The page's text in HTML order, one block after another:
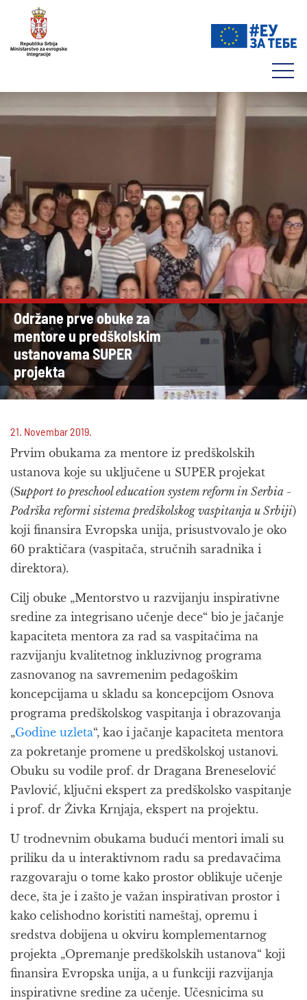
Održane prve obuke za
mentore u predškolskim
ustanovama SUPER
projekta
21. Novembar 2019.
Prvim obukama za mentore iz predškolskih
ustanova koje su uključene u SUPER projekat
(Support to preschool education system reform in Serbia -
Podrška reformi sistema predškolskog vaspitanja u Srbiji)
koji finansira Evropska unija, prisustvovalo je oko
60 praktičara (vaspitača, stručnih saradnika i
direktora).
Cilj obuke „Mentorstvo u razvijanju inspirativne
sredine za integrisano učenje dece“ bio je jačanje
kapaciteta mentora za rad sa vaspitačima na
razvijanju kvalitetnog inkluzivnog programa
zasnovanog na savremenim pedagoškim
koncepcijama u skladu sa koncepcijom Osnova
programa predškolskog vaspitanja i obrazovanja
„Godine uzleta“, kao i jačanje kapaciteta mentora
za pokretanje promene u predškolskoj ustanovi.
Obuku su vodile prof. dr Dragana Breneselović
Pavlović, ključni ekspert za predškolsko vaspitanje
i prof. dr Živka Krnjaja, ekspert na projektu.
U trodnevnim obukama budući mentori imali su
priliku da u interaktivnom radu sa predavačima
razgovaraju o tome kako prostor oblikuje učenje
dece, šta je i zašto je važan inspirativan prostor i
kako celishodno koristiti nameštaj, opremu i
sredstva dobijena u okviru komplementarnog
projekta „Opremanje predškolskih ustanova“ koji
finansira Evropska unija, a u funkciji razvijanja
inspirativne sredine za učenje. Učesnicima su